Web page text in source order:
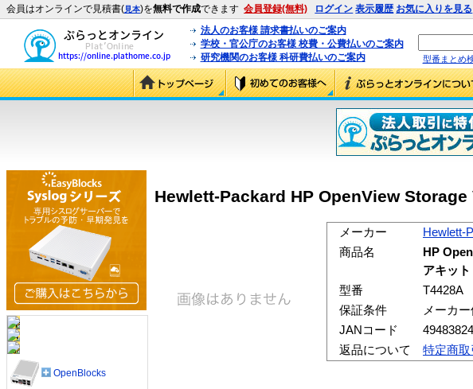
会員はオンラインで見積書(見本)を無料で作成できます 会員登録(無料) ログイン 表示履歴 お気に入りを見る
法人のお客様 請求書払いのご案内
学校・官公庁のお客様 校費・公費払いのご案内
研究機関のお客様 科研費払いのご案内
型番まとめ
Hewlett-Packard HP OpenView
メーカー
Hewlett-
商品名
HP
アキット
型番
T4428A
保証条件
メーカ
JANコード
返品について
特定商
OpenBlocks